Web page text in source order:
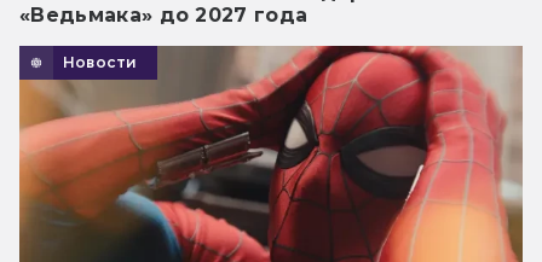
«Ведьмака» до 2027 года
Новости